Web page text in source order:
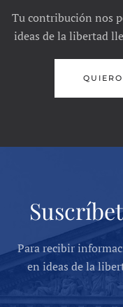
Tu contribución nos
ideas de la libertad
Para recibir
en ideas de la